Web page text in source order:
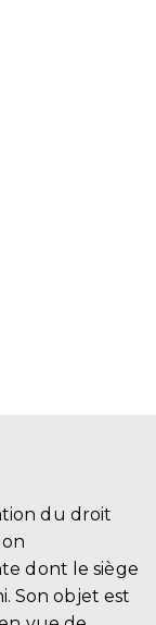
du droit
dont le siège
Son objet est